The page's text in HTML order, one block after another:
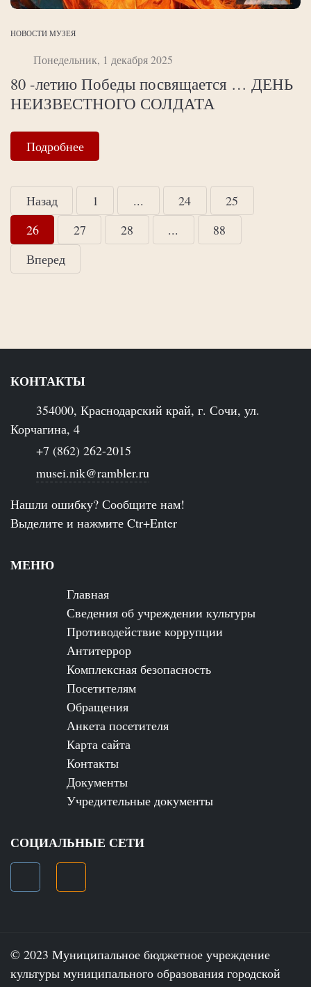
НОВОСТИ МУЗЕЯ
Понедельник, 1 декабря 2025
80 -летию Победы посвящается … ДЕНЬ
НЕИЗВЕСТНОГО СОЛДАТА
Подробнее
Назад 1 ... 24
25
26
27 28 ...
88
Вперед
КОНТАКТЫ
354000, Краснодарский край, г. Сочи, ул.
Корчагина, 4
+7 (862) 262-2015
musei.nik@rambler.ru
Нашли ошибку? Сообщите нам!
Выделите и нажмите Ctr+Enter
МЕНЮ
Главная
Сведения об учреждении культуры
Противодействие коррупции
Антитеррор
Комплексная безопасность
Посетителям
Обращения
Анкета посетителя
Карта сайта
Контакты
Документы
Учредительные документы
СОЦИАЛЬНЫЕ СЕТИ
© 2023 Муниципальное бюджетное учреждение
культуры муниципального образования городской